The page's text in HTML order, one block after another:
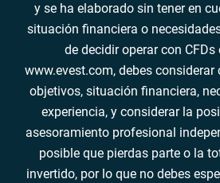
y se ha elaborado sin tener en
situación financiera o
de decidir operar con
www.evest.com, debes
objetivos, situación financiera,
experiencia, y considerar la
asesoramiento profesional
posible que pierdas parte o la
invertido, por lo que no debes